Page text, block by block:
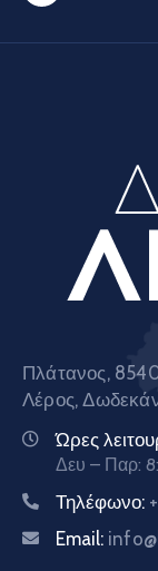
Πλάτανος,
Λέρος,
Ώρες
Δευ – Παρ:
Τηλέφωνο:
Email: